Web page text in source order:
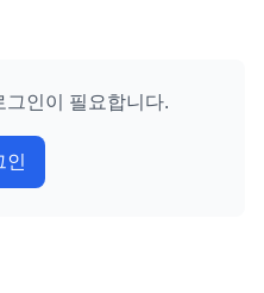
그인이 필요합니다.
인